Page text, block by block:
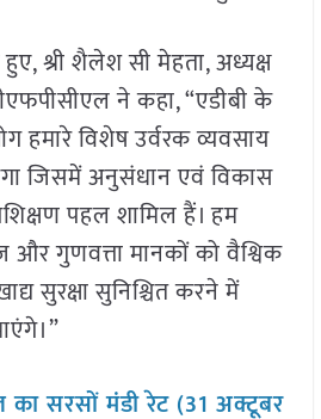
श्री शैलेश सी मेहता, अध्यक्ष
ने कहा, “एडीबी के
हमारे विशेष उर्वरक व्यवसाय
जिसमें अनुसंधान एवं विकास
पहल शामिल हैं। हम
और गुणवत्ता मानकों को वैश्विक
सुरक्षा सुनिश्चित करने में
सरसों मंडी रेट (31 अक्टूबर